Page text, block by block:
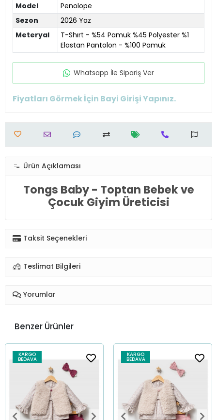
Model
Penolope
Sezon
2026 Yaz
Meteryal
T-Shırt - %54 Pamuk %45 Polyester %1
Elastan Pantolon - %100 Pamuk
Whatsapp İle Sipariş Ver
Fiyatları Görmek İçin Bayi Girişi Yapınız.
Ürün Açıklaması
Tongs Baby - Toptan Bebek ve
Çocuk Giyim Üreticisi
Taksit Seçenekleri
Teslimat Bilgileri
Yorumlar
Benzer Ürünler
KARGO
BEDAVA
KARGO
BEDAVA